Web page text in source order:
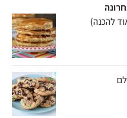
להכנה)